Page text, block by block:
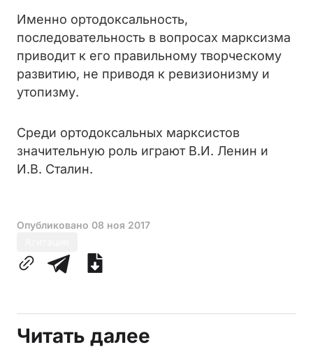
Именно ортодоксальность,
последовательность в вопросах марксизма
приводит к его правильному творческому
развитию, не приводя к ревизионизму и
утопизму.
Среди ортодоксальных марксистов
значительную роль играют В.И. Ленин и
И.В. Сталин.
Опубликовано 08 ноя 2017
Читать далее